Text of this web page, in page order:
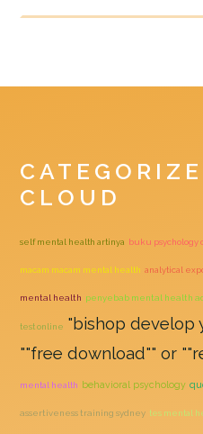
CLOUD
self mental health artinya buku psychology
macam macam mental health analytical
mental health penyebab mental health
test online "bishop develop
""free download"" or
mental health behavioral psychology
assertiveness training sydney tes mental